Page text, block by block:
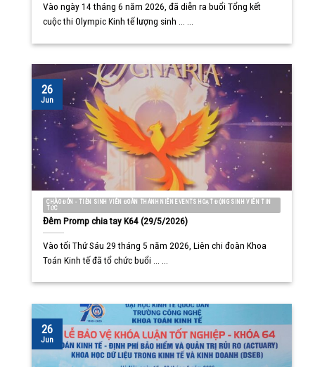
Vào ngày 14 tháng 6 năm 2026, đã diễn ra buổi Tổng kết
cuộc thi Olympic Kinh tế lượng sinh ... ...
CHÀO ĐÓN - TIỄN SINH VIÊN ĐOÀN THANH NIÊN EVENTS HOẠT ĐỘNG SINH VIÊN TIN
TỨC
Đêm Promp chia tay K64 (29/5/2026)
Vào tối Thứ Sáu 29 tháng 5 năm 2026, Liên chi đoàn Khoa
Toán Kinh tế đã tổ chức buổi ... ...
26
Jun
26
Jun